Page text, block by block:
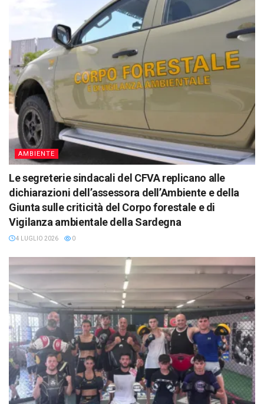
AMBIENTE
Le segreterie sindacali del CFVA replicano alle
dichiarazioni dell’assessora dell’Ambiente e della
Giunta sulle criticità del Corpo forestale e di
Vigilanza ambientale della Sardegna
4 LUGLIO 2026 0